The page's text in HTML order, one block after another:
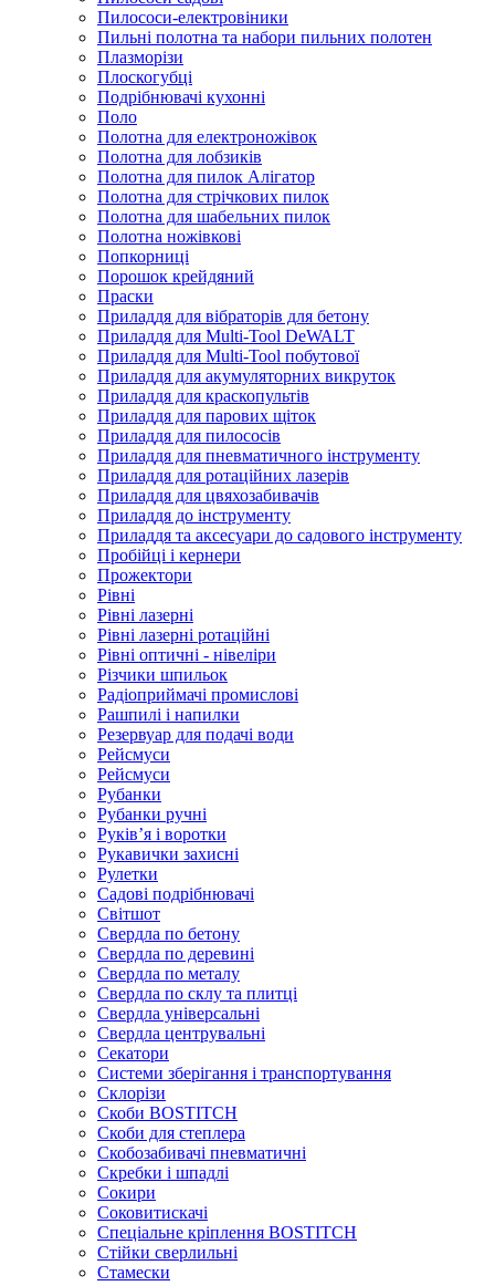
Пилососи-електровіники
Пильні полотна та набори пильних полотен
Плазморізи
Плоскогубці
Подрібнювачі кухонні
Поло
Полотна для електроножівок
Полотна для лобзиків
Полотна для пилок Алігатор
Полотна для стрічкових пилок
Полотна для шабельних пилок
Полотна ножівкові
Попкорниці
Порошок крейдяний
Праски
Приладдя для вібраторів для бетону
Приладдя для Multi-Tool DeWALT
Приладдя для Multi-Tool побутової
Приладдя для акумуляторних викруток
Приладдя для краскопультів
Приладдя для парових щіток
Приладдя для пилососів
Приладдя для пневматичного інструменту
Приладдя для ротаційних лазерів
Приладдя для цвяхозабивачів
Приладдя до інструменту
Приладдя та аксесуари до садового інструменту
Пробійці і кернери
Прожектори
Рівні
Рівні лазерні
Рівні лазерні ротаційні
Рівні оптичні - нівеліри
Різчики шпильок
Радіоприймачі промислові
Рашпилі і напилки
Резервуар для подачі води
Рейсмуси
Рейсмуси
Рубанки
Рубанки ручні
Руківʼя і воротки
Рукавички захисні
Рулетки
Садові подрібнювачі
Світшот
Свердла по бетону
Свердла по деревині
Свердла по металу
Свердла по склу та плитці
Свердла універсальні
Свердла центрувальні
Секатори
Системи зберігання і транспортування
Склорізи
Скоби BOSTITCH
Скоби для степлера
Скобозабивачі пневматичні
Скребки і шпадлі
Сокири
Соковитискачі
Спеціальне кріплення BOSTITCH
Стійки сверлильні
Стамески